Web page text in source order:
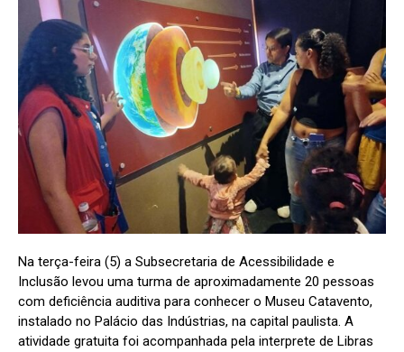
Na terça-feira (5) a Subsecretaria de Acessibilidade e
Inclusão levou uma turma de aproximadamente 20 pessoas
com deficiência auditiva para conhecer o Museu Catavento,
instalado no Palácio das Indústrias, na capital paulista. A
atividade gratuita foi acompanhada pela interprete de Libras